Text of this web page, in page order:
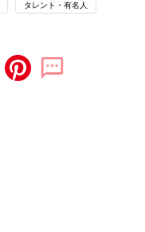
タレント・有名人